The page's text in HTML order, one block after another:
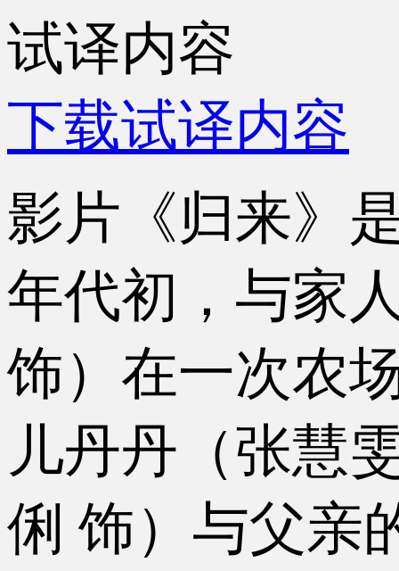
试译内容
下载试译内容
影片《归来》
年代初，与家
饰）在一次农
儿丹丹（张慧
俐 饰）与父亲